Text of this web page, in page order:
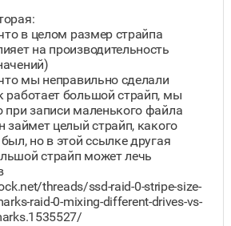
в целом размер страйпа
на производительность
мы неправильно сделали
работает большой страйп, мы
при записи маленького файла
займет целый страйп, какого
но в этой ссылке другая
страйп может лечь
threads/ssd-raid-0-stripe-size-
raid-0-mixing-different-drives-vs-